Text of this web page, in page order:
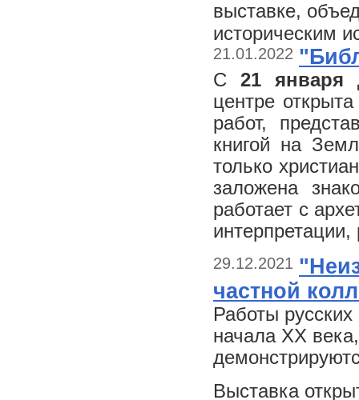
выставке,
историческим
21.01.2022
С21 января
центре
работ,
книгой на
только
заложена
работает с
интерпретации,
29.12.2021
частной
Работы
начала XX
Выставка